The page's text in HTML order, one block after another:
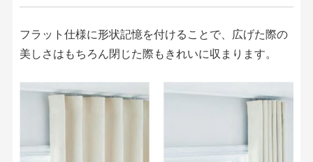
フラット仕様に形状記憶を付けることで、広げた際の
美しさはもちろん閉じた際もきれいに収まります。